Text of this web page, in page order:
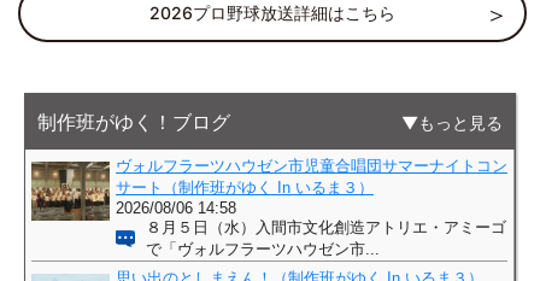
2026プロ野球放送詳細はこちら
制作班がゆく！ブログ もっと見る